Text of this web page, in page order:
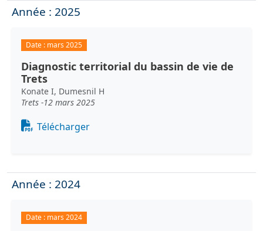
Année : 2025
Date : mars 2025
Diagnostic territorial du bassin de vie de
Trets
Konate I, Dumesnil H
Trets -12 mars 2025
Document
Télécharger
Année : 2024
Date : mars 2024